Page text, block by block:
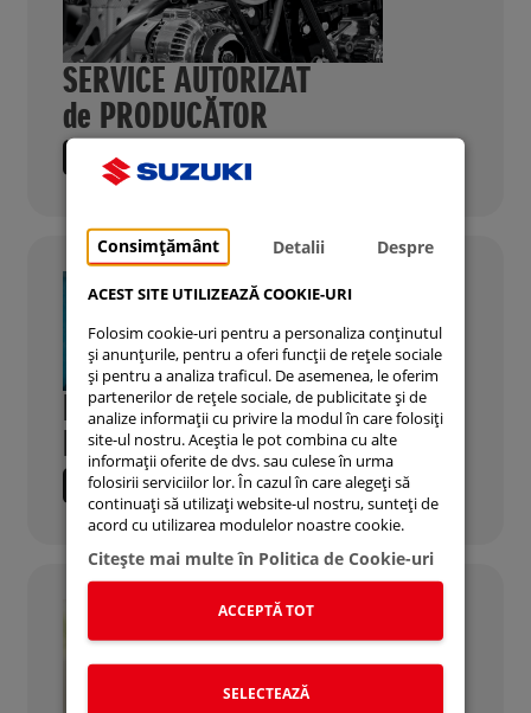
Consimțământ Detalii Despre
ACEST SITE UTILIZEAZĂ COOKIE-URI
Folosim cookie-uri pentru a personaliza conținutul
și anunțurile, pentru a oferi funcții de rețele sociale
și pentru a analiza traficul. De asemenea, le oferim
partenerilor de rețele sociale, de publicitate și de
analize informații cu privire la modul în care folosiți
site-ul nostru. Aceștia le pot combina cu alte
informații oferite de dvs. sau culese în urma
folosirii serviciilor lor. În cazul în care alegeți să
continuați să utilizați website-ul nostru, sunteți de
acord cu utilizarea modulelor noastre cookie.
Citeşte mai multe în Politica de Cookie-uri
ACCEPTĂ TOT
SELECTEAZĂ
SERVICE AUTORIZAT
de PRODUCĂTOR
CITESTE MAI MULTE
INSPECȚII TEHNICE
PERIODICE (ITP)
CITESTE MAI MULTE